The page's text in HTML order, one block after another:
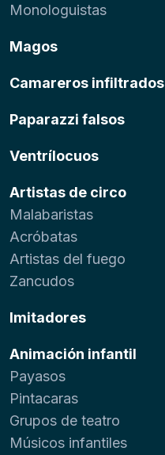
Monologuistas
Magos
Camareros infiltrados
Paparazzi falsos
Ventrílocuos
Artistas de circo
Malabaristas
Acróbatas
Artistas del fuego
Zancudos
Imitadores
Animación infantil
Payasos
Pintacaras
Grupos de teatro
Músicos infantiles